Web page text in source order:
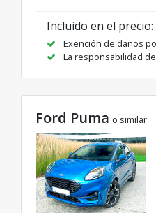
Incluido en el precio:
Exención de daños
La responsabilidad
Ford Puma o similar